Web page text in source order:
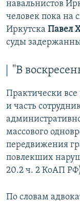
навальнистов
человек пока на
Иркутска Павел
суды
"В
Практически
и часть
массового
передвижения
повлекших
20.2 ч. 2 КоАП
По словам